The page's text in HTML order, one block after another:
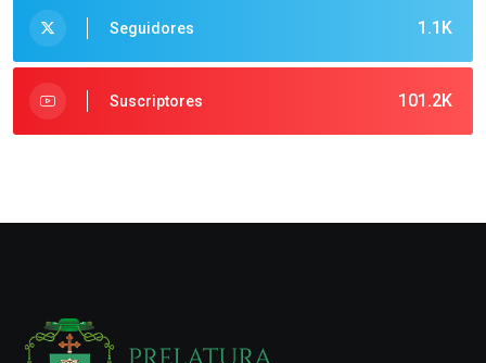
1.1K
Seguidores
101.2K
Suscriptores